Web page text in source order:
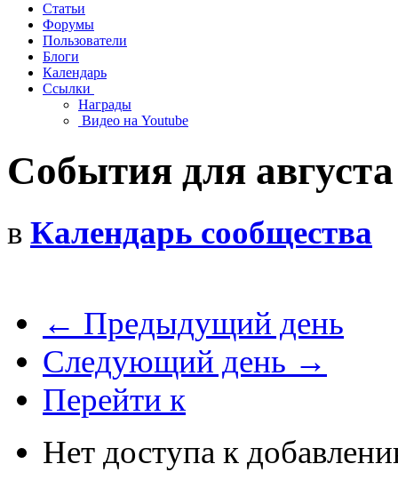
Статьи
Форумы
Пользователи
Блоги
Календарь
Ссылки
Награды
Видео на Youtube
События для
в Календарь сообщества
← Предыдущий день
Следующий день →
Перейти к
Нет доступа к